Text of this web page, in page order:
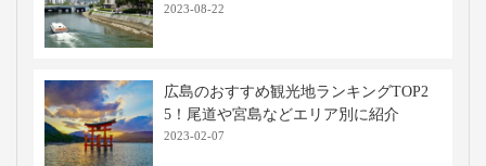
2023-08-22
広島のおすすめ観光地ランキングTOP2
5！尾道や宮島などエリア別に紹介
2023-02-07